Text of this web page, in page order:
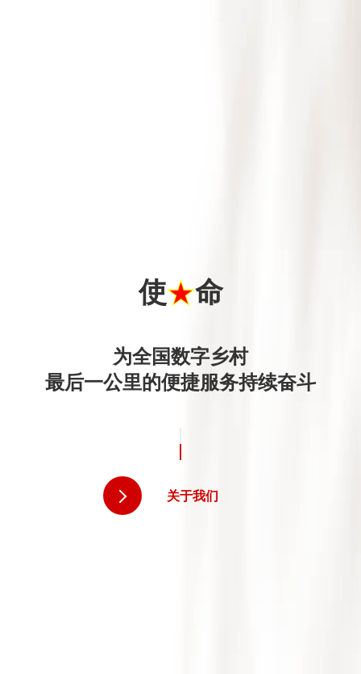
使 命
为全国数字乡村
最后一公里的便捷服务持续奋斗
关于我们